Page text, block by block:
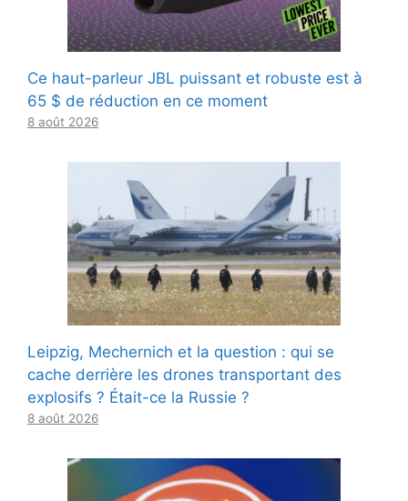
Ce haut-parleur JBL puissant et robuste est à
65 $ de réduction en ce moment
8 août 2026
Leipzig, Mechernich et la question : qui se
cache derrière les drones transportant des
explosifs ? Était-ce la Russie ?
8 août 2026